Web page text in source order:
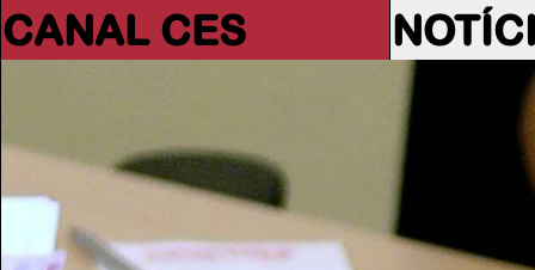
CANAL CES